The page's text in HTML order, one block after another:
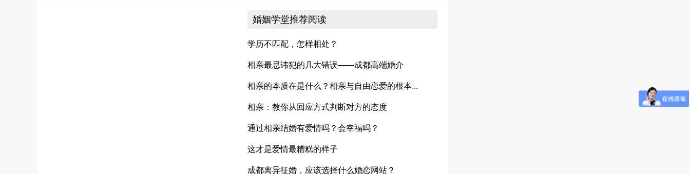
婚姻学堂推荐阅读
学历不匹配，怎样相处？
相亲最忌讳犯的几大错误——成都高端婚介
相亲的本质在是什么？相亲与自由恋爱的根本...
相亲：教你从回应方式判断对方的态度
通过相亲结婚有爱情吗？会幸福吗？
这才是爱情最糟糕的样子
成都离异征婚，应该选择什么婚恋网站？